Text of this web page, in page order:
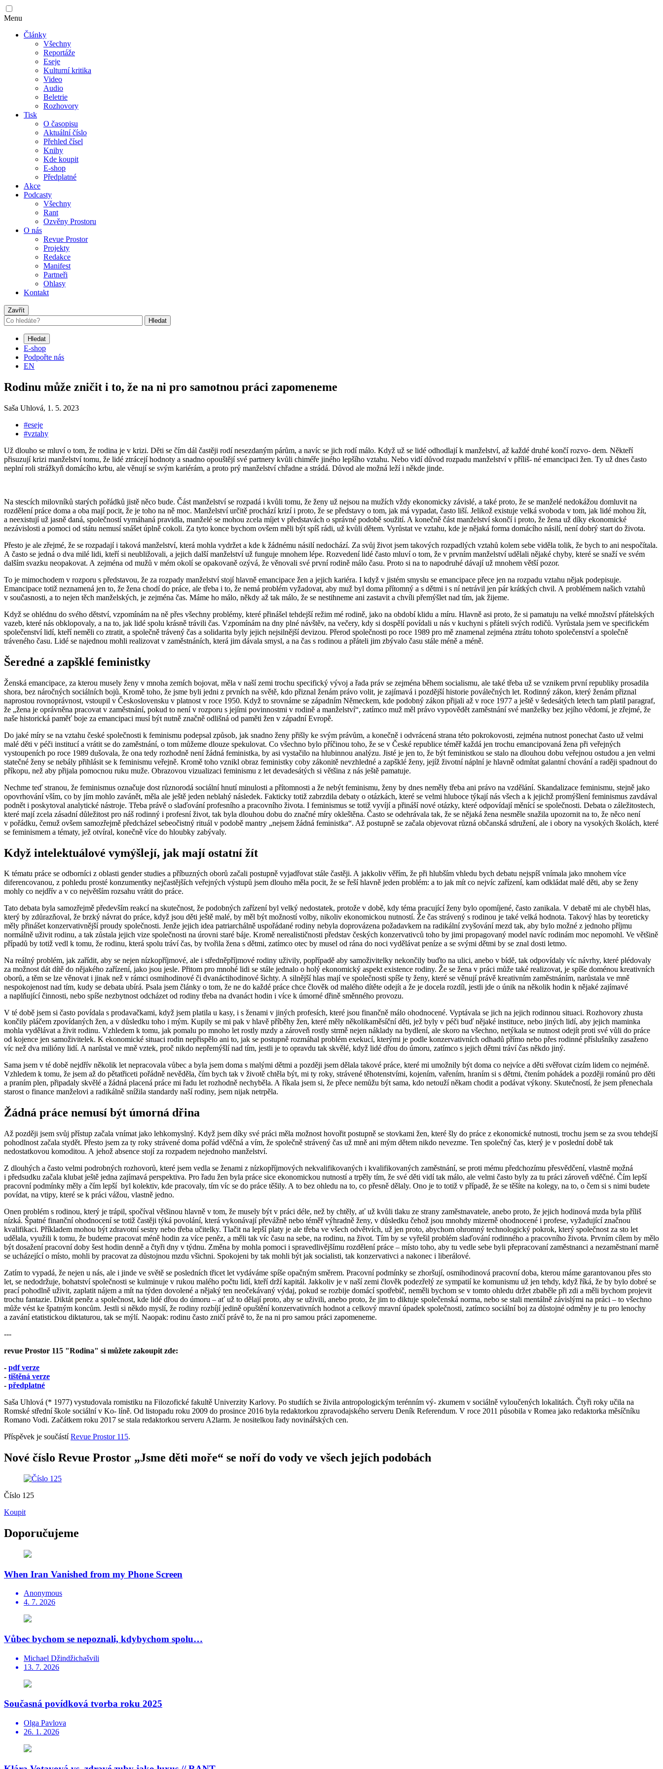
Menu
Články
Všechny
Reportáže
Eseje
Kulturní kritika
Video
Audio
Beletrie
Rozhovory
Tisk
O časopisu
Aktuální číslo
Přehled čísel
Knihy
Kde koupit
E-shop
Předplatné
Akce
Podcasty
Všechny
Rant
Ozvěny Prostoru
O nás
Revue Prostor
Projekty
Redakce
Manifest
Partneři
Ohlasy
Kontakt
Zavřít
Hledat
Hledat
E-shop
Podpořte nás
EN
Rodinu může zničit i to, že na ni pro samotnou práci zapomeneme
Saša Uhlová, 1. 5. 2023
#eseje
#vztahy
Už dlouho se mluví o tom, že rodina je v krizi. Děti se čím dál častěji rodí nesezdaným párům, a navíc se jich rodí málo. Když už se lidé odhodlají k manželství, až každé druhé končí rozvo‐ dem. Někteří
přisuzují krizi manželství tomu, že lidé ztrácejí hodnoty a snadno opouštějí své partnery kvůli chiméře jiného lepšího vztahu. Nebo vidí důvod rozpadu manželství v příliš‐ né emancipaci žen. Ty už dnes často
neplní roli strážkyň domácího krbu, ale věnují se svým kariérám, a proto prý manželství chřadne a strádá. Důvod ale možná leží i někde jinde.
Na stescích milovníků starých pořádků jistě něco bude. Část manželství se rozpadá i kvůli tomu, že ženy už nejsou na mužích vždy ekonomicky závislé, a také proto, že se manželé nedokážou domluvit na
rozdělení práce doma a oba mají pocit, že je toho na ně moc. Manželství určitě prochází krizí i proto, že se představy o tom, jak má vypadat, často liší. Jelikož existuje velká svoboda v tom, jak lidé mohou žít,
a neexistují už jasně daná, společností vymáhaná pravidla, manželé se mohou zcela míjet v představách o správné podobě soužití. A konečně část manželství skončí i proto, že žena už díky ekonomické
nezávislosti a pomoci od státu nemusí snášet úplně cokoli. Za tyto konce bychom ovšem měli být spíš rádi, už kvůli dětem. Vyrůstat ve vztahu, kde je nějaká forma domácího násilí, není dobrý start do života.
Přesto je ale zřejmé, že se rozpadají i taková manželství, která mohla vydržet a kde k žádnému násilí nedochází. Za svůj život jsem takových rozpadlých vztahů kolem sebe viděla tolik, že bych to ani nespočítala.
A často se jedná o dva milé lidi, kteří si neubližovali, a jejich další manželství už funguje mnohem lépe. Rozvedení lidé často mluví o tom, že v prvním manželství udělali nějaké chyby, které se snaží ve svém
dalším svazku neopakovat. A zejména od mužů v mém okolí se opakovaně ozývá, že věnovali své první rodině málo času. Proto si na to napodruhé dávají už mnohem větší pozor.
To je mimochodem v rozporu s představou, že za rozpady manželství stojí hlavně emancipace žen a jejich kariéra. I když v jistém smyslu se emancipace přece jen na rozpadu vztahu nějak podepisuje.
Emancipace totiž neznamená jen to, že žena chodí do práce, ale třeba i to, že nemá problém vyžadovat, aby muž byl doma přítomný a s dětmi i s ní netrávil jen pár krátkých chvil. A problémem našich vztahů
v současnosti, a to nejen těch manželských, je zejména čas. Máme ho málo, někdy až tak málo, že se nestihneme ani zastavit a chvíli přemýšlet nad tím, jak žijeme.
Když se ohlédnu do svého dětství, vzpomínám na ně přes všechny problémy, které přinášel tehdejší režim mé rodině, jako na období klidu a míru. Hlavně asi proto, že si pamatuju na velké množství přátelských
vazeb, které nás obklopovaly, a na to, jak lidé spolu krásně trávili čas. Vzpomínám na dny plné návštěv, na večery, kdy si dospělí povídali u nás v kuchyni s přáteli svých rodičů. Vyrůstala jsem ve specifickém
společenství lidí, kteří neměli co ztratit, a společně trávený čas a solidarita byly jejich nejsilnější devizou. Přerod společnosti po roce 1989 pro mě znamenal zejména ztrátu tohoto společenství a společně
tráveného času. Lidé se najednou mohli realizovat v zaměstnáních, která jim dávala smysl, a na čas s rodinou a přáteli jim zbývalo času stále méně a méně.
Šeredné a zapšklé feministky
Ženská emancipace, za kterou musely ženy v mnoha zemích bojovat, měla v naší zemi trochu specifický vývoj a řada práv se zejména během socialismu, ale také třeba už se vznikem první republiky prosadila
shora, bez náročných sociálních bojů. Kromě toho, že jsme byli jedni z prvních na světě, kdo přiznal ženám právo volit, je zajímavá i pozdější historie poválečných let. Rodinný zákon, který ženám přiznal
naprostou rovnoprávnost, vstoupil v Československu v platnost v roce 1950. Když to srovnáme se západním Německem, kde podobný zákon přijali až v roce 1977 a ještě v šedesátých letech tam platil paragraf,
že „žena je oprávněna pracovat v zaměstnání, pokud to není v rozporu s jejími povinnostmi v rodině a manželství“, zatímco muž měl právo vypovědět zaměstnání své manželky bez jejího vědomí, je zřejmé, že
naše historická paměť boje za emancipaci musí být nutně značně odlišná od paměti žen v západní Evropě.
Do jaké míry se na vztahu české společnosti k feminismu podepsal způsob, jak snadno ženy přišly ke svým právům, a konečně i odvrácená strana této pokrokovosti, zejména nutnost ponechat často už velmi
malé děti v péči institucí a vrátit se do zaměstnání, o tom můžeme dlouze spekulovat. Co všechno bylo příčinou toho, že se v České republice téměř každá jen trochu emancipovaná žena při veřejných
vystoupeních po roce 1989 dušovala, že ona tedy rozhodně není žádná feministka, by asi vystačilo na hlubinnou analýzu. Jisté je jen to, že být feministkou se stalo na dlouhou dobu veřejnou ostudou a jen velmi
statečné ženy se nebály přihlásit se k feminismu veřejně. Kromě toho vznikl obraz feministky coby zákonitě nevzhledné a zapšklé ženy, jejíž životní náplní je hlavně odmítat galantní chování a raději spadnout do
příkopu, než aby přijala pomocnou ruku muže. Obrazovou vizualizaci feminismu z let devadesátých si většina z nás ještě pamatuje.
Nechme teď stranou, že feminismus označuje dost různorodá sociální hnutí minulosti a přítomnosti a že nebýt feminismu, ženy by dnes neměly třeba ani právo na vzdělání. Skandalizace feminismu, stejně jako
opovrhování vším, co by jím mohlo zavánět, měla ale ještě jeden neblahý následek. Fakticky totiž zabrzdila debaty o otázkách, které se velmi hluboce týkají nás všech a k jejichž promýšlení feminismus zavdával
podnět i poskytoval analytické nástroje. Třeba právě o slaďování profesního a pracovního života. I feminismus se totiž vyvíjí a přináší nové otázky, které odpovídají měnící se společnosti. Debata o záležitostech,
které mají zcela zásadní důležitost pro náš rodinný i profesní život, tak byla dlouhou dobu do značné míry okleštěna. Často se odehrávala tak, že se nějaká žena nesměle snažila upozornit na to, že něco není
v pořádku, čemuž ovšem samozřejmě předcházel sebeočistný rituál v podobě mantry „nejsem žádná feministka“. Až postupně se začala objevovat různá občanská sdružení, ale i obory na vysokých školách, které
se feminismem a tématy, jež otvíral, konečně více do hloubky zabývaly.
Když intelektuálové vymýšlejí, jak mají ostatní žít
K tématu práce se odborníci z oblasti gender studies a příbuzných oborů začali postupně vyjadřovat stále častěji. A jakkoliv věřím, že při hlubším vhledu bych debatu nejspíš vnímala jako mnohem více
diferencovanou, z pohledu prosté konzumentky nejčastějších veřejných výstupů jsem dlouho měla pocit, že se řeší hlavně jeden problém: a to jak mít co nejvíc zařízení, kam odkládat malé děti, aby se ženy
mohly co nejdřív a v co největším rozsahu vrátit do práce.
Tato debata byla samozřejmě především reakcí na skutečnost, že podobných zařízení byl velký nedostatek, protože v době, kdy téma pracující ženy bylo opomíjené, často zanikala. V debatě mi ale chyběl hlas,
který by zdůrazňoval, že brzký návrat do práce, když jsou děti ještě malé, by měl být možností volby, nikoliv ekonomickou nutností. Že čas strávený s rodinou je také velká hodnota. Takový hlas by teoreticky
měly přinášet konzervativnější proudy společnosti. Jenže jejich idea patriarchálně uspořádané rodiny nebyla doprovázena požadavkem na radikální zvyšování mezd tak, aby bylo možné z jednoho příjmu
normálně uživit rodinu, a tak zůstala jejich vize společnosti na úrovni staré báje. Kromě nerealističnosti představ českých konzervativců toho by jimi propagovaný model navíc rodinám moc nepomohl. Ve většině
případů by totiž vedl k tomu, že rodinu, která spolu tráví čas, by tvořila žena s dětmi, zatímco otec by musel od rána do noci vydělávat peníze a se svými dětmi by se znal dosti letmo.
Na reálný problém, jak zařídit, aby se nejen nízkopříjmové, ale i středněpříjmové rodiny uživily, popřípadě aby samoživitelky nekončily buďto na ulici, anebo v bídě, tak odpovídaly víc návrhy, které plédovaly
za možnost dát dítě do nějakého zařízení, jako jsou jesle. Přitom pro mnohé lidi se stále jednalo o holý ekonomický aspekt existence rodiny. Že se žena v práci může také realizovat, je spíše doménou kreativních
oborů, a těm se lze věnovat i jinak než v rámci osmihodinové či dvanáctihodinové šichty. A silnější hlas mají ve společnosti spíše ty ženy, které se věnují právě kreativním zaměstnáním, narůstala ve mně
nespokojenost nad tím, kudy se debata ubírá. Psala jsem články o tom, že ne do každé práce chce člověk od malého dítěte odejít a že je docela rozdíl, jestli jde o únik na několik hodin k nějaké zajímavé
a naplňující činnosti, nebo spíše nezbytnost odcházet od rodiny třeba na dvanáct hodin i více k úmorné dřině směnného provozu.
V té době jsem si často povídala s prodavačkami, když jsem platila u kasy, i s ženami v jiných profesích, které jsou finančně málo ohodnocené. Vyptávala se jich na jejich rodinnou situaci. Rozhovory zhusta
končily pláčem zpovídaných žen, a v důsledku toho i mým. Kupily se mi pak v hlavě příběhy žen, které měly několikaměsíční děti, jež byly v péči buď nějaké instituce, nebo jiných lidí, aby jejich maminka
mohla vydělávat a živit rodinu. Vzhledem k tomu, jak pomalu po mnoho let rostly mzdy a zároveň rostly strmě nejen náklady na bydlení, ale skoro na všechno, netýkala se nutnost odejít proti své vůli do práce
od kojence jen samoživitelek. K ekonomické situaci rodin nepřispělo ani to, jak se postupně rozmáhal problém exekucí, kterými je podle konzervativních odhadů přímo nebo přes rodinné příslušníky zasaženo
víc než dva milióny lidí. A narůstal ve mně vztek, proč nikdo nepřemýšlí nad tím, jestli je to opravdu tak skvělé, když lidé dřou do úmoru, zatímco s jejich dětmi tráví čas někdo jiný.
Sama jsem v té době nejdřív několik let nepracovala vůbec a byla jsem doma s malými dětmi a později jsem dělala takové práce, které mi umožnily být doma co nejvíce a děti svěřovat cizím lidem co nejméně.
Vzhledem k tomu, že jsem až do pětatřiceti pořádně nevěděla, čím bych tak v životě chtěla být, mi ty roky, strávené těhotenstvími, kojením, vařením, hraním si s dětmi, čtením pohádek a později románů pro děti
a praním plen, připadaly skvělé a žádná placená práce mi řadu let rozhodně nechyběla. A říkala jsem si, že přece nemůžu být sama, kdo netouží někam chodit a podávat výkony. Skutečností, že jsem přenechala
starost o finance manželovi a radikálně snížila standardy naší rodiny, jsem nijak netrpěla.
Žádná práce nemusí být úmorná dřina
Až později jsem svůj přístup začala vnímat jako lehkomyslný. Když jsem díky své práci měla možnost hovořit postupně se stovkami žen, které šly do práce z ekonomické nutnosti, trochu jsem se za svou tehdejší
pohodlnost začala stydět. Přesto jsem za ty roky strávené doma pořád vděčná a vím, že společně strávený čas už mně ani mým dětem nikdo nevezme. Ten společný čas, který je v poslední době tak
nedostatkovou komoditou. A jehož absence stojí za rozpadem nejednoho manželství.
Z dlouhých a často velmi podrobných rozhovorů, které jsem vedla se ženami z nízkopříjmových nekvalifikovaných i kvalifikovaných zaměstnání, se proti mému předchozímu přesvědčení, vlastně možná
i předsudku začala klubat ještě jedna zajímavá perspektiva. Pro řadu žen byla práce sice ekonomickou nutností a trpěly tím, že své děti vidí tak málo, ale velmi často byly za tu práci zároveň vděčné. Čím lepší
pracovní podmínky měly a čím lepší byl kolektiv, kde pracovaly, tím víc se do práce těšily. A to bez ohledu na to, co přesně dělaly. Ono je to totiž v případě, že se těšíte na kolegy, na to, o čem si s nimi budete
povídat, na vtipy, které se k práci vážou, vlastně jedno.
Onen problém s rodinou, který je trápil, spočíval většinou hlavně v tom, že musely být v práci déle, než by chtěly, ať už kvůli tlaku ze strany zaměstnavatele, anebo proto, že jejich hodinová mzda byla příliš
nízká. Špatné finanční ohodnocení se totiž častěji týká povolání, která vykonávají převážně nebo téměř výhradně ženy, v důsledku čehož jsou mnohdy mizerně ohodnocené i profese, vyžadující značnou
kvalifikaci. Příkladem mohou být zdravotní sestry nebo třeba učitelky. Tlačit na lepší platy je ale třeba ve všech odvětvích, už jen proto, abychom ohromný technologický pokrok, který společnost za sto let
udělala, využili k tomu, že budeme pracovat méně hodin za více peněz, a měli tak víc času na sebe, na rodinu, na život. Tím by se vyřešil problém slaďování rodinného a pracovního života. Prvním cílem by mělo
být dosažení pracovní doby šest hodin denně a čtyři dny v týdnu. Změna by mohla pomoci i spravedlivějšímu rozdělení práce – místo toho, aby tu vedle sebe byli přepracovaní zaměstnanci a nezaměstnaní marně
se ucházející o místo, mohli by pracovat za důstojnou mzdu všichni. Spokojeni by tak mohli být jak socialisti, tak konzervativci a nakonec i liberálové.
Zatím to vypadá, že nejen u nás, ale i jinde ve světě se posledních třicet let vydáváme spíše opačným směrem. Pracovní podmínky se zhoršují, osmihodinová pracovní doba, kterou máme garantovanou přes sto
let, se nedodržuje, bohatství společnosti se kulminuje v rukou malého počtu lidí, kteří drží kapitál. Jakkoliv je v naší zemi člověk podezřelý ze sympatií ke komunismu už jen tehdy, když říká, že by bylo dobré se
prací pohodlně uživit, zaplatit nájem a mít na týden dovolené a nějaký ten neočekávaný výdaj, pokud se rozbije domácí spotřebič, neměli bychom se v tomto ohledu držet zbaběle při zdi a měli bychom projevit
trochu fantazie. Diktát peněz a společnost, kde lidé dřou do úmoru – ať už to dělají proto, aby se uživili, anebo proto, že jim to diktuje společenská norma, nebo se stali mentálně závislými na práci – to všechno
může vést ke špatným koncům. Jestli si někdo myslí, že rodiny rozbíjí jedině opuštění konzervativních hodnot a celkový mravní úpadek společnosti, zatímco sociální boj za důstojné odměny je tu pro lenochy
a zavání etatistickou diktaturou, tak se mýlí. Naopak: rodinu často zničí právě to, že na ni pro samou práci zapomeneme.
---
revue Prostor 115 "Rodina" si můžete zakoupit zde:
- pdf verze
- tištěná verze
- předplatné
Saša Uhlová (* 1977) vystudovala romistiku na Filozofické fakultě Univerzity Karlovy. Po studiích se živila antropologickým terénním vý‐ zkumem v sociálně vyloučených lokalitách. Čtyři roky učila na
Romské střední škole sociální v Ko‐ líně. Od listopadu roku 2009 do prosince 2016 byla redaktorkou zpravodajského serveru Deník Referendum. V roce 2011 působila v Romea jako redaktorka měsíčníku
Romano Vodi. Začátkem roku 2017 se stala redaktorkou serveru A2larm. Je nositelkou řady novinářských cen.
Příspěvek je součástíRevue Prostor 115.
Nové číslo Revue Prostor „Jsme děti moře“ se noří do vody ve všech jejích podobách
Číslo 125
Koupit
Doporučujeme
When Iran Vanished from my Phone Screen
Anonymous
4. 7. 2026
Vůbec bychom se nepoznali, kdybychom spolu…
Michael Džindžichašvili
13. 7. 2026
Současná povídková tvorba roku 2025
Olga Pavlova
26. 1. 2026